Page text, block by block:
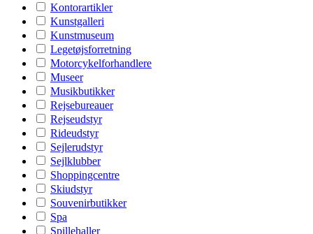
Kontorartikler
Kunstgalleri
Kunstmuseum
Legetøjsforretning
Motorcykelforhandlere
Museer
Musikbutikker
Rejsebureauer
Rejseudstyr
Rideudstyr
Sejlerudstyr
Sejlklubber
Shoppingcentre
Skiudstyr
Souvenirbutikker
Spa
Spillehaller